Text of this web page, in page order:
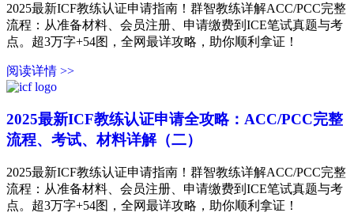
2025最新ICF教练认证申请指南！群智教练详解ACC/PCC完整
流程：从准备材料、会员注册、申请缴费到ICE笔试真题与考
点。超3万字+54图，全网最详攻略，助你顺利拿证！
阅读详情 >>
2025最新ICF教练认证申请全攻略：ACC/PCC完整
流程、考试、材料详解（二）
2025最新ICF教练认证申请指南！群智教练详解ACC/PCC完整
流程：从准备材料、会员注册、申请缴费到ICE笔试真题与考
点。超3万字+54图，全网最详攻略，助你顺利拿证！